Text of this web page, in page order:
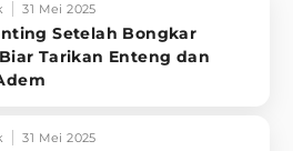
31 Mei 2025
Setelah Bongkar
Tarikan Enteng dan
31 Mei 2025